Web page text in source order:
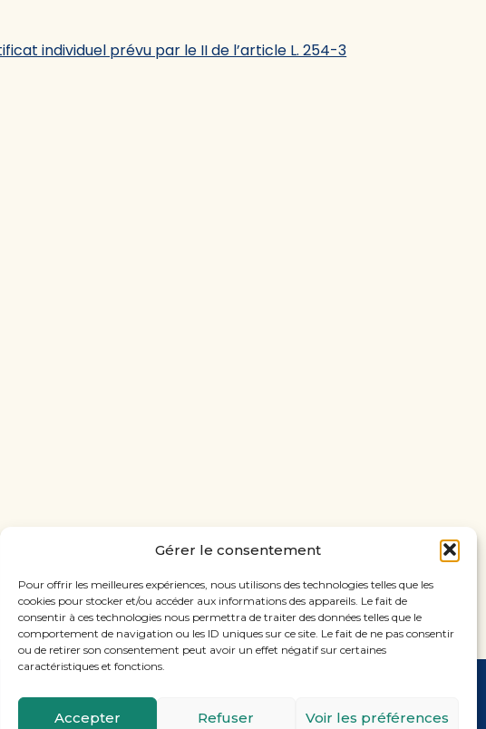
Gérer le consentement
Pour offrir les meilleures expériences, nous utilisons des technologies telles que les
cookies pour stocker et/ou accéder aux informations des appareils. Le fait de
consentir à ces technologies nous permettra de traiter des données telles que le
comportement de navigation ou les ID uniques sur ce site. Le fait de ne pas consentir
ou de retirer son consentement peut avoir un effet négatif sur certaines
caractéristiques et fonctions.
Accepter Refuser Voir les préférences
individuel prévu par le II de l’article L. 254-3